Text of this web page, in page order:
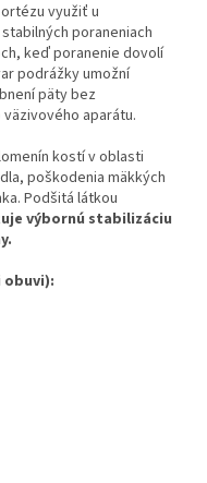
využiť u
poraneniach
keď poranenie dovolí
podrážky umožní
päty bez
aparátu.
kostí v oblasti
poškodenia mäkkých
Podšitá látkou
výbornú stabilizáciu